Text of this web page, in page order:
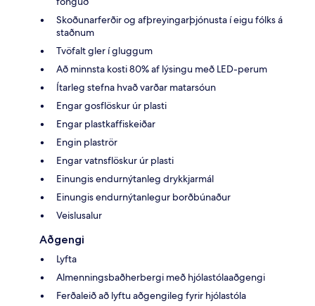
Skoðunarferðir og afþreyingarþjónusta í eigu fólks á
staðnum
Tvöfalt gler í gluggum
Að minnsta kosti 80% af lýsingu með LED-perum
Ítarleg stefna hvað varðar matarsóun
Engar gosflöskur úr plasti
Engar plastkaffiskeiðar
Engin plaströr
Engar vatnsflöskur úr plasti
Einungis endurnýtanleg drykkjarmál
Einungis endurnýtanlegur borðbúnaður
Veislusalur
Aðgengi
Lyfta
Almenningsbaðherbergi með hjólastólaaðgengi
Ferðaleið að lyftu aðgengileg fyrir hjólastóla